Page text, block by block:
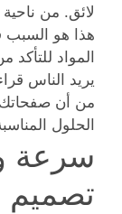
لائق. من
هذا هو السبب
المواد
يريد الناس
من أن صفحاتك
الحلول
سرعة
تصميم